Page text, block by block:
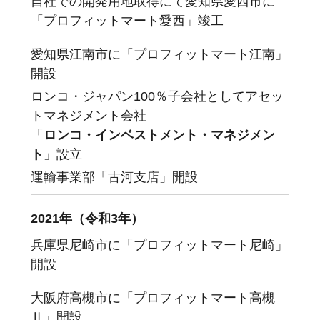
「プロフィットマート愛西」竣工
愛知県江南市に「プロフィットマート江南」
開設
ロンコ・ジャパン100％子会社としてアセッ
トマネジメント会社
「 ロンコ・インベストメント・マネジメン
ト 」設立
運輸事業部「古河支店」開設
2021年（令和3年）
兵庫県尼崎市に「プロフィットマート尼崎」
開設
大阪府高槻市に「プロフィットマート高槻
Ⅱ」開設